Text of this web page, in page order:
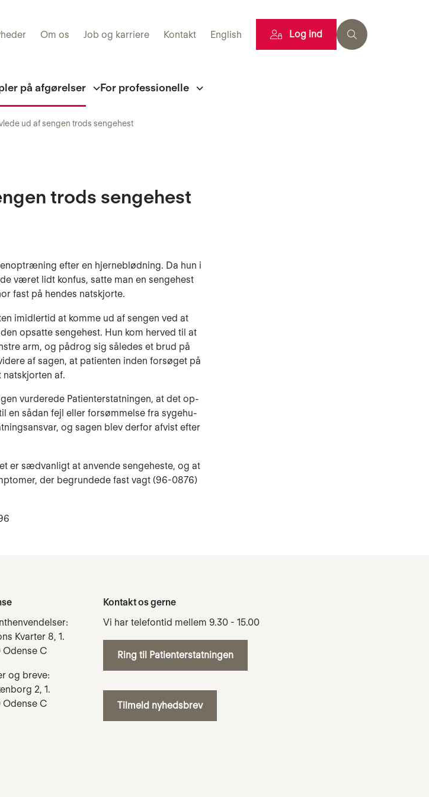
Om os Job og karriere Kontakt English Log ind
på afgørelser For professionelle
ud af sengen trods sengehest
trods sengehest
efter en hjerneblødning. Da hun i
været lidt konfus, satte man en sengehest
fast på hendes natskjorte.
imidlertid at komme ud af sengen ved at
opsatte sengehest. Hun kom herved til at
arm, og pådrog sig således et brud på
af sagen, at patienten inden forsøget på
natskjorten af.
vurderede Patienterstatningen, at det op­
en sådan fejl eller forsømmelse fra sygehu­
og sagen blev derfor afvist efter
er sædvanligt at anvende sengeheste, og at
der begrundede fast vagt (96-0876)
Kvarter 8, 1.
Odense C
og breve:
2, 1.
Odense C
Kontakt os gerne
Vi har telefontid mellem 9.30 - 15.00
Ring til Patienterstatningen
Tilmeld nyhedsbrev